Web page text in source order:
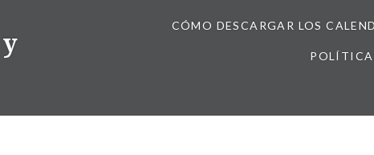
CÓMO DESCARGAR LOS
POLÍTICA